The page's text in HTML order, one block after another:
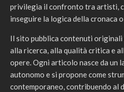
privilegia il confronto tra artisti,
inseguire la logica della cronaca
Il sito pubblica contenuti
alla ricerca, alla qualità critica e
opere. Ogni articolo nasce da un
autonomo e si propone come
contemporaneo, contribuendo al